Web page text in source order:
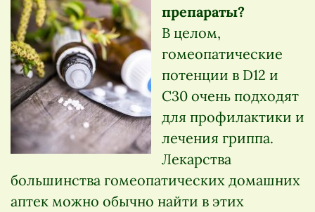
препараты?
В целом,
гомеопатические
потенции в D12 и
C30 очень подходят
для профилактики и
лечения гриппа.
Лекарства
большинства гомеопатических домашних
аптек можно обычно найти в этих